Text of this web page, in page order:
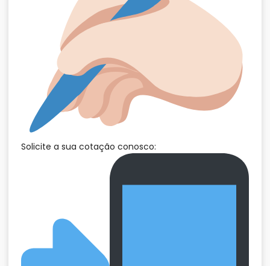
Solicite a sua cotação conosco: